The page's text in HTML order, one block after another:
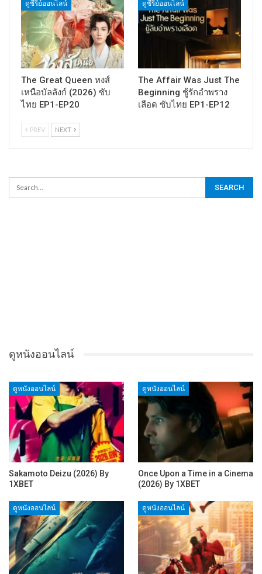
ดูซีรี่ย์ออนไลน์
The Great Queen หงส์
เหนือบัลลังก์ (2026) ซับ
ไทย EP1-EP20
ดูซีรี่ย์ออนไลน์
The Affair Was Just The
Beginning ชู้รักอำพราง
เลือด ซับไทย EP1-EP12
PREV NEXT
ดูหนังออนไลน์
ดูหนังออนไลน์
Sakamoto Deizu (2026) By
1XBET
ดูหนังออนไลน์
Once Upon a Time in a Cinema
(2026) By 1XBET
ดูหนังออนไลน์ ดูหนังออนไลน์